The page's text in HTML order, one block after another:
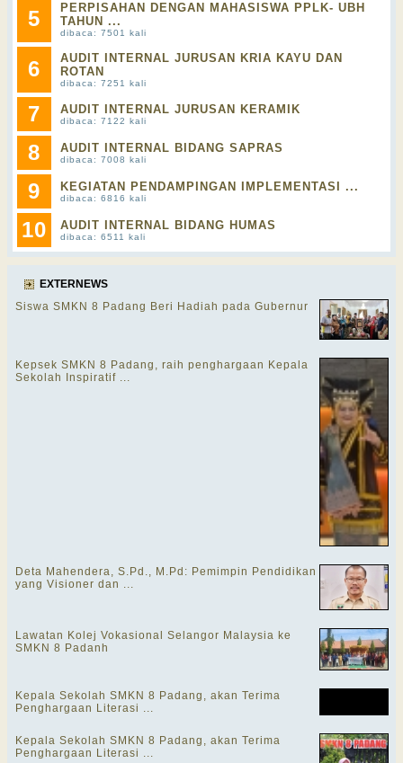
5
PERPISAHAN DENGAN MAHASISWA PPLK- UBH
TAHUN ...
dibaca: 7501 kali
6
AUDIT INTERNAL JURUSAN KRIA KAYU DAN
ROTAN
dibaca: 7251 kali
7 AUDIT INTERNAL JURUSAN KERAMIK
dibaca: 7122 kali
8 AUDIT INTERNAL BIDANG SAPRAS
dibaca: 7008 kali
9 KEGIATAN PENDAMPINGAN IMPLEMENTASI ...
dibaca: 6816 kali
10 AUDIT INTERNAL BIDANG HUMAS
dibaca: 6511 kali
EXTERNEWS
Siswa SMKN 8 Padang Beri Hadiah pada Gubernur
Kepsek SMKN 8 Padang, raih penghargaan Kepala
Sekolah Inspiratif ...
Deta Mahendera, S.Pd., M.Pd: Pemimpin Pendidikan
yang Visioner dan ...
Lawatan Kolej Vokasional Selangor Malaysia ke
SMKN 8 Padanh
Kepala Sekolah SMKN 8 Padang, akan Terima
Penghargaan Literasi ...
Kepala Sekolah SMKN 8 Padang, akan Terima
Penghargaan Literasi ...